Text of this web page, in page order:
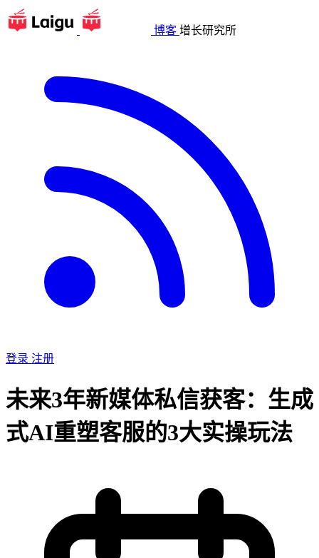
博客 增长研究所
登录 注册
未来3年新媒体私信获客：生成
式AI重塑客服的3大实操玩法